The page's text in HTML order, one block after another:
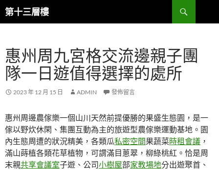
跳
至
內
容
第十三層樓
搜
尋
惠州周九宮格交流邊親子團
隊一日遊值得選擇的處所
2023 年 12 月 15 日 ADMIN 發佈留言
惠州周邊農傢樂一個山川天然前提優勝的果盛生態園，是一
傢以野炊休閑、集團互動為主的旅遊型農傢樂運動基地。園
內生態周遭的狀況精美，各類瓜私密空間果蔬菜時租會議 ，
滿山蒔植各類花草植物，可謂滿目蔥翠，柳綠桃紅。恰是周
末親共享會議室子遊、公司小樹屋部家教場地分出遊聚首、